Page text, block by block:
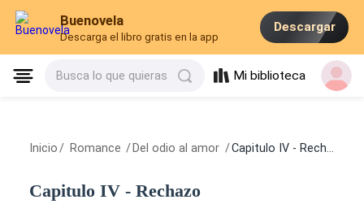
Buenovela
Descarga el libro gratis en la app
Descargar
Busca lo que quieras Mi biblioteca
Inicio / Romance / Del odio al amor /Capitulo IV - Rechazo
Capitulo IV - Rechazo